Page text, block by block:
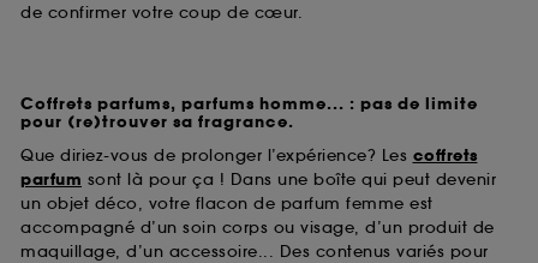
de confirmer votre coup de cœur.
Coffrets parfums, parfums homme... : pas de limite
pour (re)trouver sa fragrance.
Que diriez-vous de prolonger l’expérience? Les coffrets
parfum sont là pour ça ! Dans une boîte qui peut devenir
un objet déco, votre flacon de parfum femme est
accompagné d’un soin corps ou visage, d’un produit de
maquillage, d’un accessoire... Des contenus variés pour